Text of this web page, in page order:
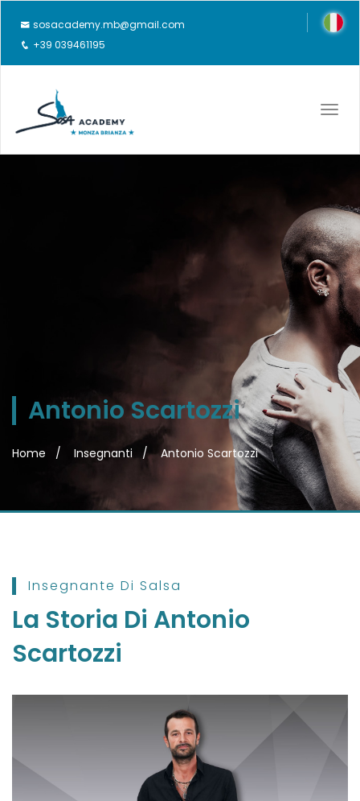
sosacademy.mb@gmail.com
+39 039461195
Antonio Scartozzi
Home Insegnanti Antonio Scartozzi
Insegnante Di Salsa
La Storia Di Antonio
Scartozzi